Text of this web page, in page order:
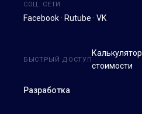
СОЦ. СЕТИ
Facebook · Rutube · VK
Разработка
БЫСТРЫЙ ДОСТУП
Калькулятор
стоимости